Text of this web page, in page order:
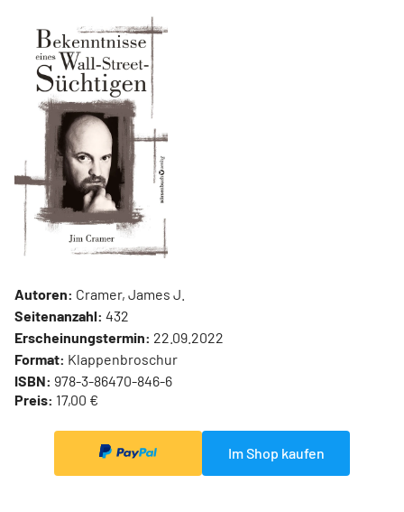
Autoren: Cramer, James J.
Seitenanzahl: 432
Erscheinungstermin: 22.09.2022
Format: Klappenbroschur
ISBN: 978-3-86470-846-6
Preis: 17,00 €
Im Shop kaufen